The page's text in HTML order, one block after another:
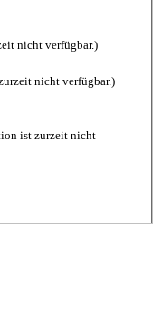
nicht verfügbar.)
nicht verfügbar.)
ist zurzeit nicht